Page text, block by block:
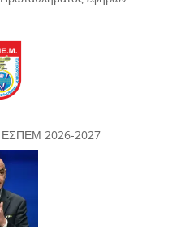
ΕΣΠΕΜ 2026-2027